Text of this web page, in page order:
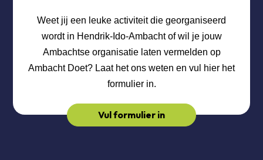
Weet jij een leuke activiteit die georganiseerd
wordt in Hendrik-Ido-Ambacht of wil je jouw
Ambachtse organisatie laten vermelden op
Ambacht Doet? Laat het ons weten en vul hier het
formulier in.
Vul formulier in